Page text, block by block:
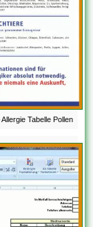
Tabelle Pollen